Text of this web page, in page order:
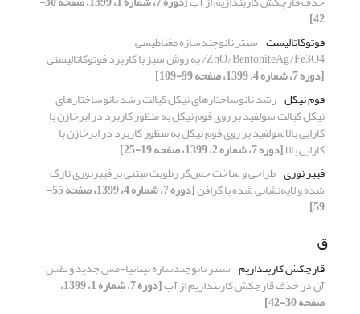
42]
فوتوکاتالیست سنتز نانوچندسازه مغناطیسی
ZnO/BentoniteAg/Fe3O4/ به روش سبز با کاربرد فوتوکاتالیستی
[دوره 7، شماره 4، 1399، صفحه 99-109]
فوم نیکل رشد نانوساختارهای نیکل کبالت رشد نانوساختارهای
نیکل کبالت سولفید بر روی فوم نیکل به منظور کاربرد در ابرخازن با
کارایی بالاسولفید بر روی فوم نیکل به منظور کاربرد در ابرخازن با
کارایی بالا[دوره 7، شماره 2، 1399، صفحه 19-25]
فیبر نوری طراحی و ساخت حس‌گر رطوبت مبتنی بر فیبرنوری نازک
شده و لایه‌نشانی شده با گرافن [دوره 7، شماره 4، 1399، صفحه 55-
59]
ق
قارچکش کاربندازیم سنتز نانوچندسازه تیتانیا-مس جدید و نقش
آن در حذف قارچکش کاربندازیم از آب [دوره 7، شماره 1، 1399،
صفحه 30-42]